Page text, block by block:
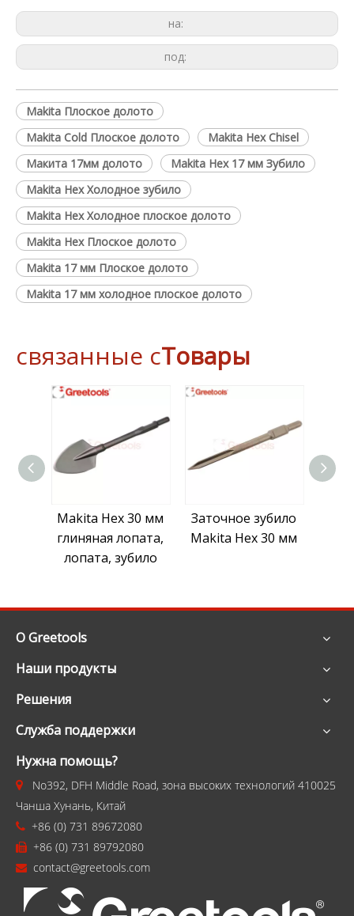
на:
под:
Makita Плоское долото
Makita Cold Плоское долото
Makita Hex Chisel
Макита 17мм долото
Makita Hex 17 мм Зубило
Makita Hex Холодное зубило
Makita Hex Холодное плоское долото
Makita Hex Плоское долото
Makita 17 мм Плоское долото
Makita 17 мм холодное плоское долото
связанные сТовары
Makita Hex 30 мм
глиняная лопата,
лопата, зубило
Заточное зубило
Makita Hex 30 мм
О Greetools
Наши продукты
Решения
Служба поддержки
Нужна помощь?
 No392, DFH Middle Road, зона высоких технологий 410025
Чанша Хунань, Китай
 +86 (0) 731 89672080
 +86 (0) 731 89792080
 contact@greetools.com